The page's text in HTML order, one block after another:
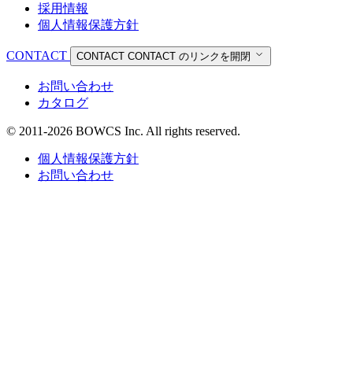
採用情報
個人情報保護方針
CONTACT CONTACT CONTACT のリンクを開閉
お問い合わせ
カタログ
© 2011-2026 BOWCS Inc. All rights reserved.
個人情報保護方針
お問い合わせ